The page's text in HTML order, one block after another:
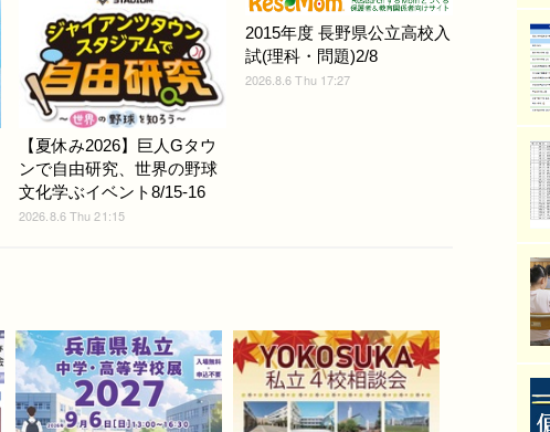
【夏休み2026】巨人Gタウ
ンで自由研究、世界の野球
文化学ぶイベント8/15-16
2026.8.6 Thu 21:15
2015年度 長野県公立高校入
試(理科・問題)2/8
2026.8.6 Thu 17:27